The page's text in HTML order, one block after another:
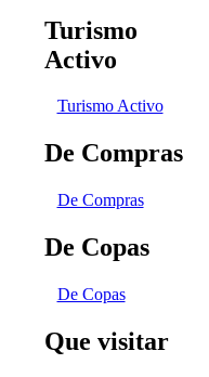
Turismo
Activo
Turismo Activo
De Compras
De Compras
De Copas
De Copas
Que visitar